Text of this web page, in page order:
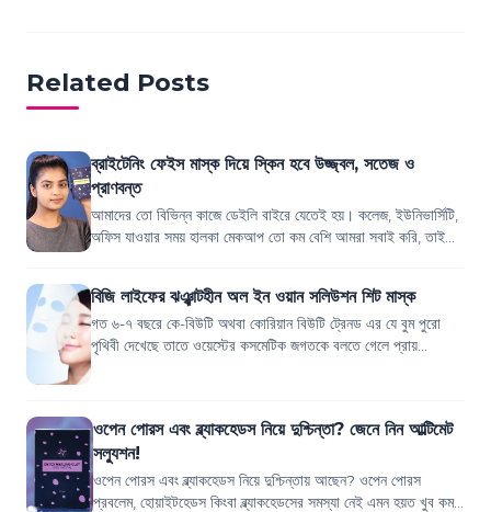
Related Posts
ব্রাইটেনিং ফেইস মাস্ক দিয়ে স্কিন হবে উজ্জ্বল, সতেজ ও
প্রাণবন্ত
আমাদের তো বিভিন্ন কাজে ডেইলি বাইরে যেতেই হয়। কলেজ, ইউনিভার্সিটি,
অফিস যাওয়ার সময় হালকা মেকআপ তো কম বেশি আমরা সবাই করি, তাই
বিজি লাইফের ঝঞ্ঝাটহীন অল ইন ওয়ান সলিউশন শিট মাস্ক
গত ৬-৭ বছরে কে-বিউটি অথবা কোরিয়ান বিউটি ট্রেনড এর যে বুম পুরো
পৃথিবী দেখেছে তাতে ওয়েস্টের কসমেটিক জগতকে বলতে গেলে প্রায়
ওভারহোয়েলমড। কি নেই কোরিয়ান কস...
ওপেন পোরস এবং ব্ল্যাকহেডস নিয়ে দুশ্চিন্তা? জেনে নিন আল্টিমেট
সল্যুশন!
ওপেন পোরস এবং ব্ল্যাকহেডস নিয়ে দুশ্চিন্তায় আছেন? ওপেন পোরস
প্রবলেম, হোয়াইটহেডস কিংবা ব্ল্যাকহেডসের সমস্যা নেই এমন হয়ত খুব কমই